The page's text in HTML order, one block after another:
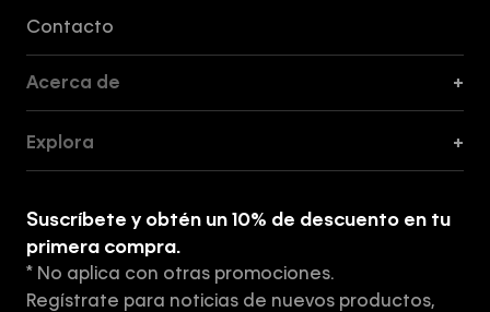
Contacto
Acerca de +
Tiendas
Aviso de privacidad
Explora +
Suscríbete y obtén un 10% de descuento en tu
primera compra.
* No aplica con otras promociones.
Regístrate para noticias de nuevos productos,